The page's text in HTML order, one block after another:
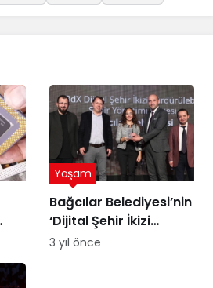
Bağcılar Belediyesi’nin
‘Dijital Şehir İkizi
Sürdürülebilir Şehir
Yaşam
3 yıl önce